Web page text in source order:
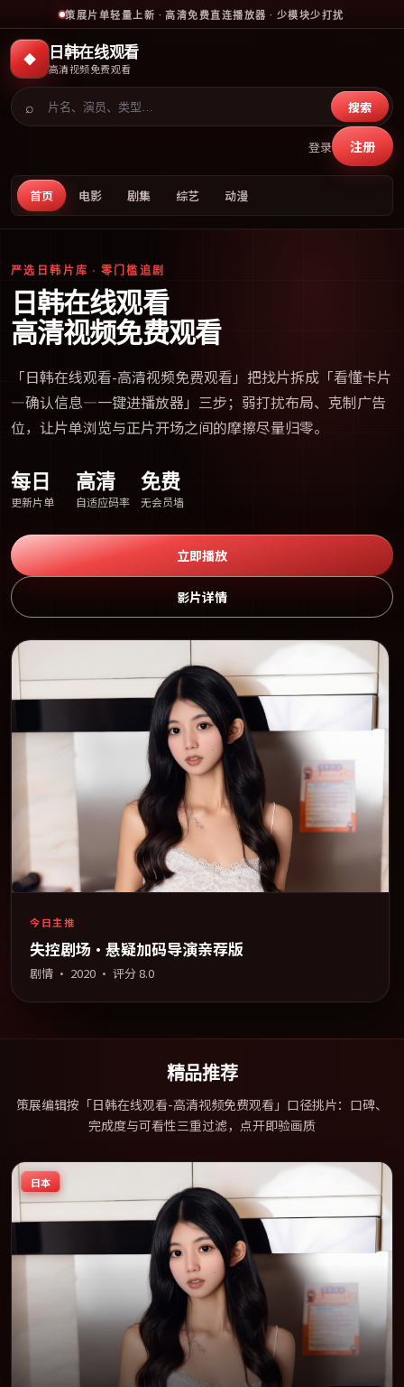
策展片单轻量上新 · 高清免费直连播放器 · 少模块少打扰
◆ 日韩在线观看
高清视频免费观看
首页 电影 剧集 综艺 动漫
⌕ 搜索
登录 注册
严选日韩片库 · 零门槛追剧
日韩在线观看
高清视频免费观看
「日韩在线观看-高清视频免费观看 」把找片拆成「看懂卡片
—确认信息—一键进播放器」三步；弱打扰布局、克制广告
位，让片单浏览与正片开场之间的摩擦尽量归零。
每日
更新片单
高清
自适应码率
免费
无会员墙
立即播放
影片详情
今日主推
失控剧场·悬疑加码导演亲荐版
剧情 · 2020 · 评分 8.0
精品推荐
策展编辑按「日韩在线观看-高清视频免费观看」口径挑片：口碑、
完成度与可看性三重过滤，点开即验画质
日本